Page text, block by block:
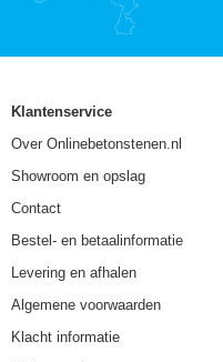
Klantenservice
Over Onlinebetonstenen.nl
Showroom en opslag
Contact
Bestel- en betaalinformatie
Levering en afhalen
Algemene voorwaarden
Klacht informatie